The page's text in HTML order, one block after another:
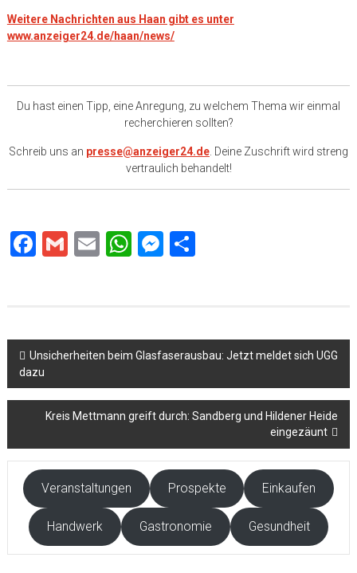
Weitere Nachrichten aus Haan gibt es unter
www.anzeiger24.de/haan/news/
Du hast einen Tipp, eine Anregung, zu welchem Thema wir einmal
recherchieren sollten?
Schreib uns an presse@anzeiger24.de . Deine Zuschrift wird streng
vertraulich behandelt!
Facebook
Gmail
EmailWhatsApp
Messenger
Teilen
Beitragsnavigation
Unsicherheiten beim Glasfaserausbau: Jetzt meldet sich UGG
dazu
Kreis Mettmann greift durch: Sandberg und Hildener Heide
eingezäunt
Veranstaltungen Prospekte Einkaufen
Handwerk Gastronomie Gesundheit